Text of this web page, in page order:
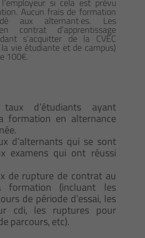
si cela est prévu
Aucun frais de formation
aux alternant·es. Les
contrat d’apprentissage
s’acquitter de la CVEC
vie étudiante et de campus)
100€.
d’étudiants ayant
formation en alternance
d’alternants qui se sont
examens qui ont réussi
de rupture de contrat au
(incluant les
de période d’essai, les
cdi, les ruptures pour
parcours, etc).